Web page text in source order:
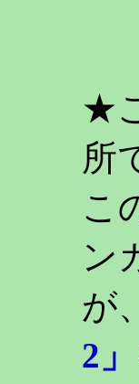
★
所
こ
ン
が、
2」